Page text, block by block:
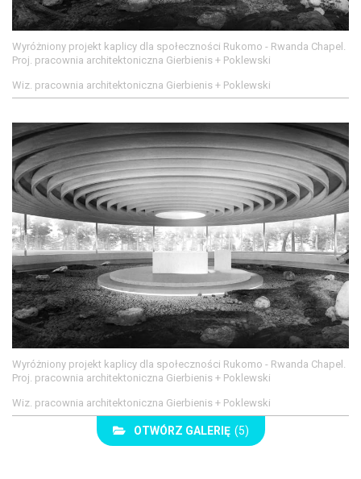
Wyróżniony projekt kaplicy dla społeczności Rukomo - Rwanda Chapel.
Proj. pracownia architektoniczna Gierbienis + Poklewski
Wiz. pracownia architektoniczna Gierbienis + Poklewski
Wyróżniony projekt kaplicy dla społeczności Rukomo - Rwanda Chapel.
Proj. pracownia architektoniczna Gierbienis + Poklewski
Wiz. pracownia architektoniczna Gierbienis + Poklewski
OTWÓRZ GALERIĘ (5)